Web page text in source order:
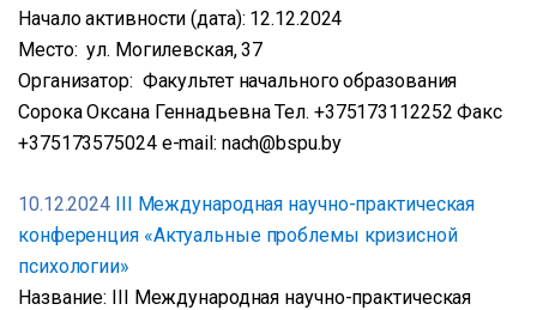
Начало активности (дата): 12.12.2024
Место: ул. Могилевская, 37
Организатор: Факультет начального образования
Сорока Оксана Геннадьевна Тел. +375173112252 Факс
+375173575024 e-mail: nach@bspu.by
10.12.2024 III Международная научно-практическая
конференция «Актуальные проблемы кризисной
психологии»
Название: III Международная научно-практическая